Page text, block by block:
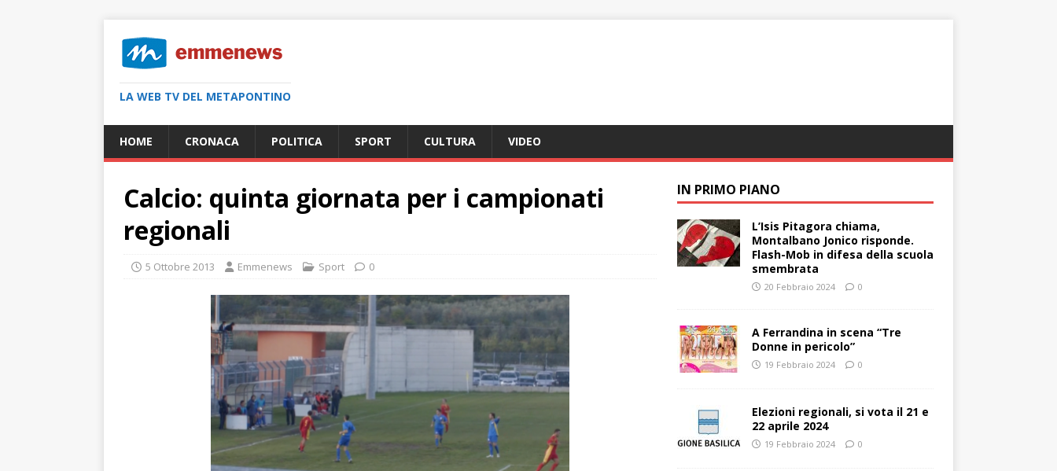
LA WEB TV DEL METAPONTINO
HOME CRONACA POLITICA SPORT CULTURA VIDEO
Calcio: quinta giornata per i campionati
regionali
5 Ottobre 2013 Emmenews Sport 0
IN PRIMO PIANO
L’Isis Pitagora chiama,
Montalbano Jonico risponde.
Flash-Mob in difesa della scuola
smembrata
20 Febbraio 2024 0
A Ferrandina in scena “Tre
Donne in pericolo”
19 Febbraio 2024 0
Elezioni regionali, si vota il 21 e
22 aprile 2024
19 Febbraio 2024 0